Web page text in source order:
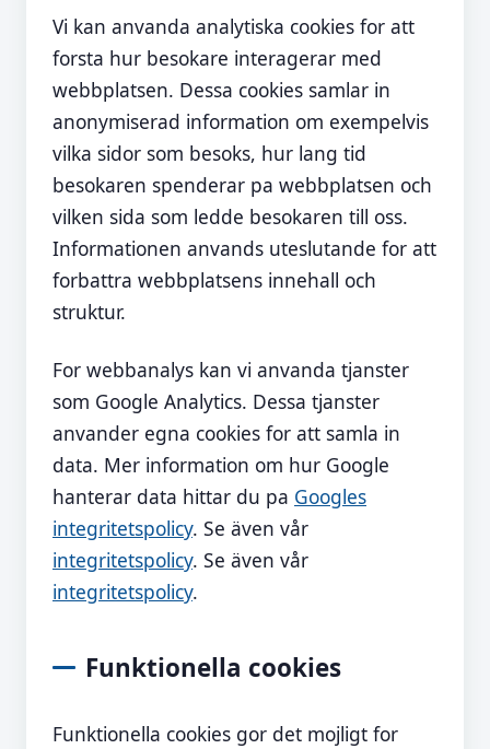
Vi kan anvanda analytiska cookies for att
forsta hur besokare interagerar med
webbplatsen. Dessa cookies samlar in
anonymiserad information om exempelvis
vilka sidor som besoks, hur lang tid
besokaren spenderar pa webbplatsen och
vilken sida som ledde besokaren till oss.
Informationen anvands uteslutande for att
forbattra webbplatsens innehall och
struktur.
For webbanalys kan vi anvanda tjanster
som Google Analytics. Dessa tjanster
anvander egna cookies for att samla in
data. Mer information om hur Google
hanterar data hittar du pa Googles
integritetspolicy. Se även vår
integritetspolicy. Se även vår
integritetspolicy.
Funktionella cookies
Funktionella cookies gor det mojligt for